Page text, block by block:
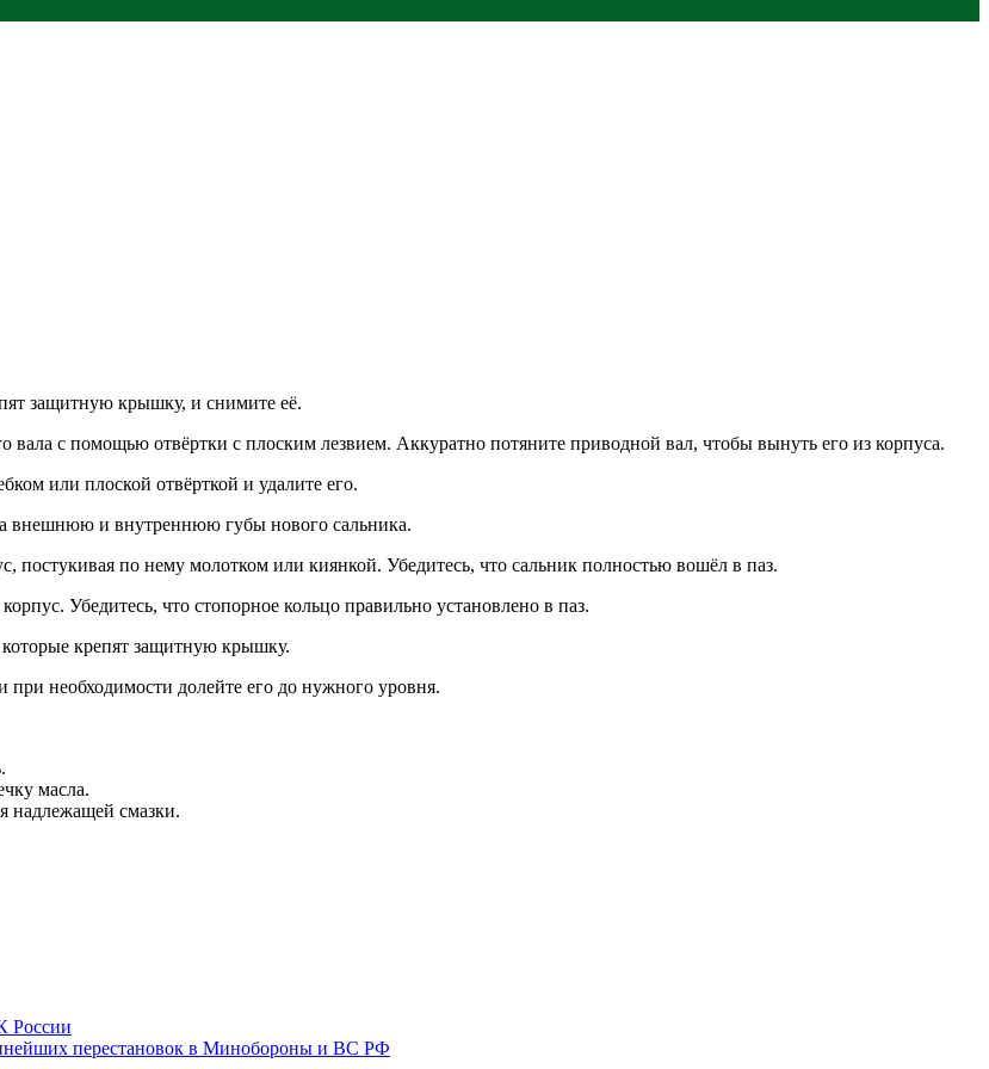
защитную крышку, и снимите её.
с помощью отвёртки с плоским лезвием. Аккуратно потяните приводной вал, чтобы вынуть его из корпуса.
или плоской отвёрткой и удалите его.
внешнюю и внутреннюю губы нового сальника.
постукивая по нему молотком или киянкой. Убедитесь, что сальник полностью вошёл в паз.
Убедитесь, что стопорное кольцо правильно установлено в паз.
крепят защитную крышку.
при необходимости долейте его до нужного уровня.
масла.
надлежащей смазки.
России
перестановок в Минобороны и ВС РФ